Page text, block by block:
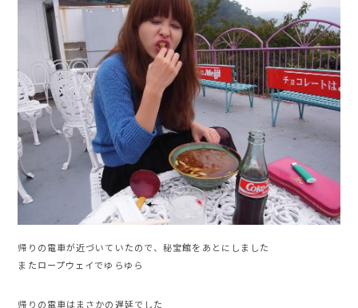
帰りの電車が近づいていたので、秘宝館をあとにしました
またロープウェイでゆらゆら
帰りの電車はまさかの遅延でした